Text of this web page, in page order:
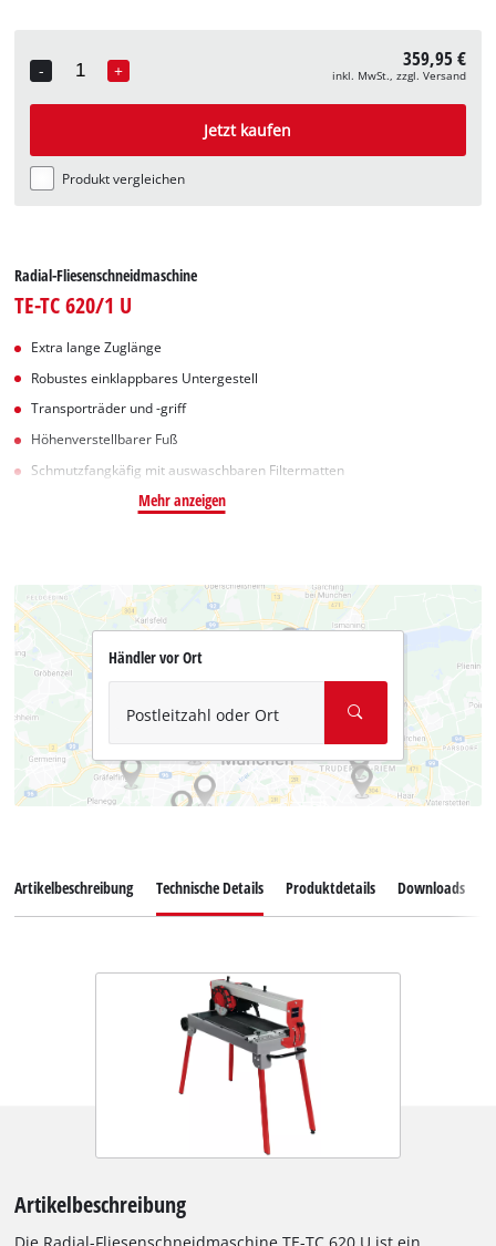
-
Quantity
+ 359,95 €
inkl. MwSt., zzgl. Versand
Jetzt kaufen
Produkt vergleichen
Radial-Fliesenschneidmaschine
TE-TC 620/1 U
Extra lange Zuglänge
Robustes einklappbares Untergestell
Transporträder und -griff
Höhenverstellbarer Fuß
Schmutzfangkäfig mit auswaschbaren Filtermatten
Mehr anzeigen
Händler vor Ort
Postleitzahl oder Ort
Artikelbeschreibung Technische Details Produktdetails Downloads
Artikelbeschreibung